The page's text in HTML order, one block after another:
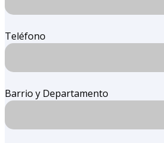
Teléfono
Barrio y Departamento